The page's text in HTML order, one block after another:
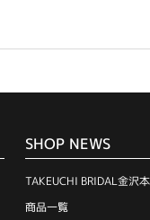
SHOP NEWS
TAKEUCHI BRIDAL金沢
商品一覧